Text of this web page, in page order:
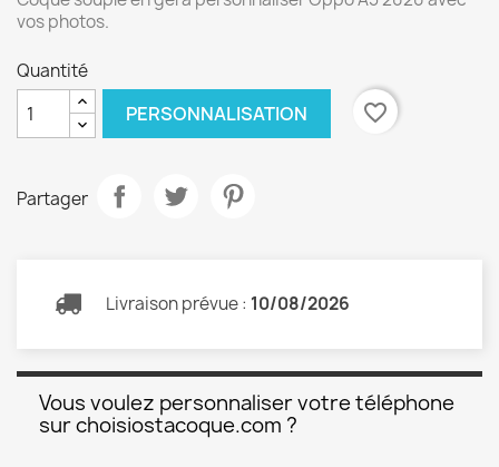
vos photos.
Quantité
PERSONNALISATION favorite_border
Partager
Livraison prévue : 10/08/2026
Vous voulez personnaliser votre téléphone
sur choisiostacoque.com ?